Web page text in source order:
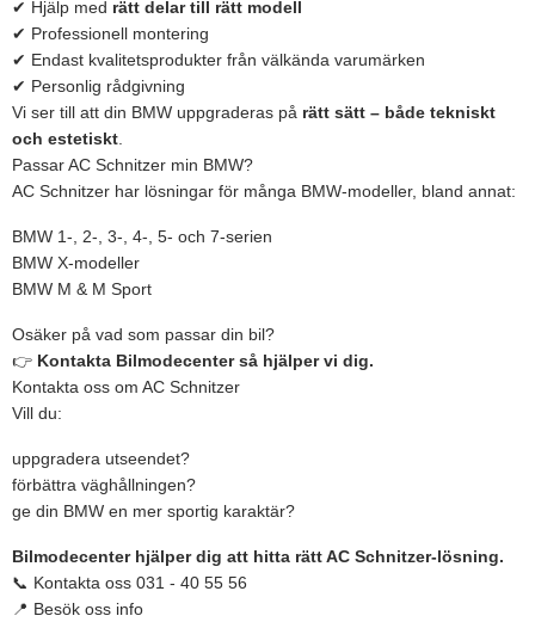
✔ Hjälp med rätt delar till rätt modell
✔ Professionell montering
✔ Endast kvalitetsprodukter från välkända varumärken
✔ Personlig rådgivning
Vi ser till att din BMW uppgraderas på rätt sätt – både tekniskt
och estetiskt.
Passar AC Schnitzer min BMW?
AC Schnitzer har lösningar för många BMW-modeller, bland annat:
BMW 1-, 2-, 3-, 4-, 5- och 7-serien
BMW X-modeller
BMW M & M Sport
Osäker på vad som passar din bil?
👉 Kontakta Bilmodecenter så hjälper vi dig.
Kontakta oss om AC Schnitzer
Vill du:
uppgradera utseendet?
förbättra väghållningen?
ge din BMW en mer sportig karaktär?
Bilmodecenter hjälper dig att hitta rätt AC Schnitzer-lösning.
📞 Kontakta oss 031 - 40 55 56
📍 Besök oss info